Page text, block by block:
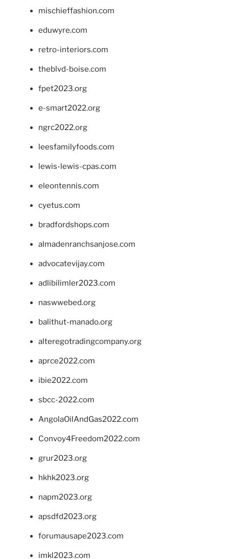
mischieffashion.com
eduwyre.com
retro-interiors.com
theblvd-boise.com
fpet2023.org
e-smart2022.org
ngrc2022.org
leesfamilyfoods.com
lewis-lewis-cpas.com
eleontennis.com
cyetus.com
bradfordshops.com
almadenranchsanjose.com
advocatevijay.com
adlibilimler2023.com
naswwebed.org
balithut-manado.org
alteregotradingcompany.org
aprce2022.com
ibie2022.com
sbcc-2022.com
AngolaOilAndGas2022.com
Convoy4Freedom2022.com
grur2023.org
hkhk2023.org
napm2023.org
apsdfd2023.org
forumausape2023.com
imkl2023.com